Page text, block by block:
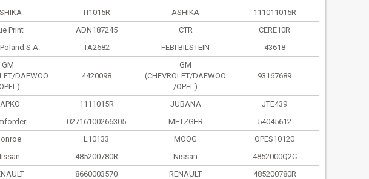
TI1015R ASHIKA
111011015R
Print ADN187245 CTR
CERE10R
S.А. TA2682 FEBI BILSTEIN 43618
GM
DAEWOO
4420098
GM
(CHEVROLET/DAEWOO
/OPEL)
93167689
1111015R JUBANA
JTE439
02716100266305 METZGER
54045612
L10133 MOOG
OPES10120
485200780R Nissan
4852000Q2C
8660003570 RENAULT
485200780R